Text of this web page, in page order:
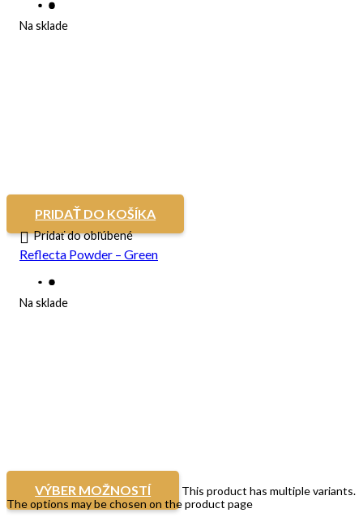
Na sklade
PRIDAŤ DO KOŠÍKA
Pridať do obľúbené
Reflecta Powder – Green
Na sklade
VÝBER MOŽNOSTÍ
This product has multiple variants.
The options may be chosen on the product page